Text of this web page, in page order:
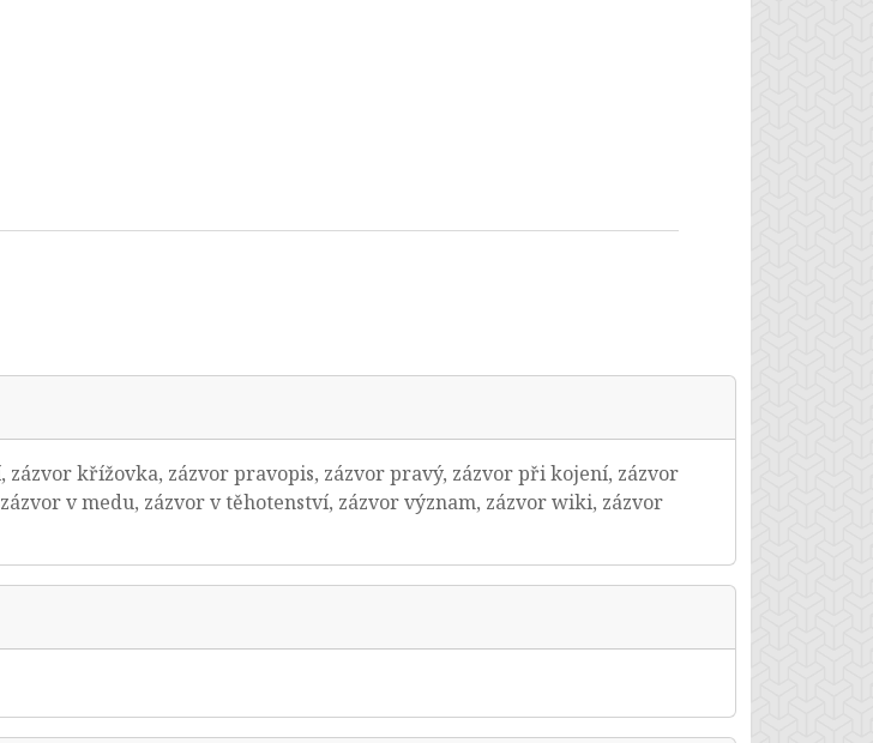
křížovka, zázvor pravopis, zázvor pravý, zázvor při kojení, zázvor
v medu, zázvor v těhotenství, zázvor význam, zázvor wiki, zázvor